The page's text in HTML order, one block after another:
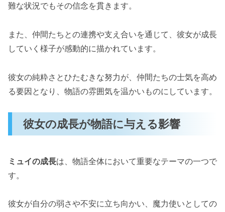
難な状況でもその信念を貫きます。
また、仲間たちとの連携や支え合いを通じて、彼女が成長
していく様子が感動的に描かれています。
彼女の純粋さとひたむきな努力が、仲間たちの士気を高め
る要因となり、物語の雰囲気を温かいものにしています。
彼女の成長が物語に与える影響
ミュイの成長は、物語全体において重要なテーマの一つで
す。
彼女が自分の弱さや不安に立ち向かい、魔力使いとしての